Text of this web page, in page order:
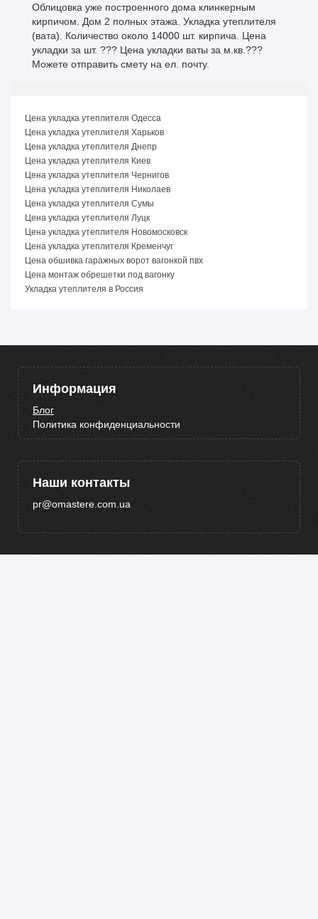
Облицовка уже построенного дома клинкерным
кирпичом. Дом 2 полных этажа. Укладка утеплителя
(вата). Количество около 14000 шт. кирпича. Цена
укладки за шт. ??? Цена укладки ваты за м.кв.???
Можете отправить смету на ел. почту.
Цена укладка утеплителя Одесса
Цена укладка утеплителя Харьков
Цена укладка утеплителя Днепр
Цена укладка утеплителя Киев
Цена укладка утеплителя Чернигов
Цена укладка утеплителя Николаев
Цена укладка утеплителя Сумы
Цена укладка утеплителя Луцк
Цена укладка утеплителя Новомосковск
Цена укладка утеплителя Кременчуг
Цена обшивка гаражных ворот вагонкой пвх
Цена монтаж обрешетки под вагонку
Укладка утеплителя в Россия
Информация
Блог
Политика конфиденциальности
Наши контакты
pr@omastere.com.ua